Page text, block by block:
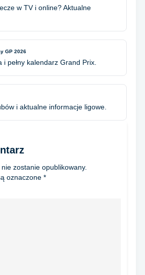
w TV i online? Aktualne
GP 2026
i pełny kalendarz Grand Prix.
i aktualne informacje ligowe.
zostanie opublikowany.
oznaczone *